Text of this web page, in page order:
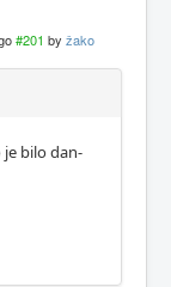
#201 by žako
je bilo dan-